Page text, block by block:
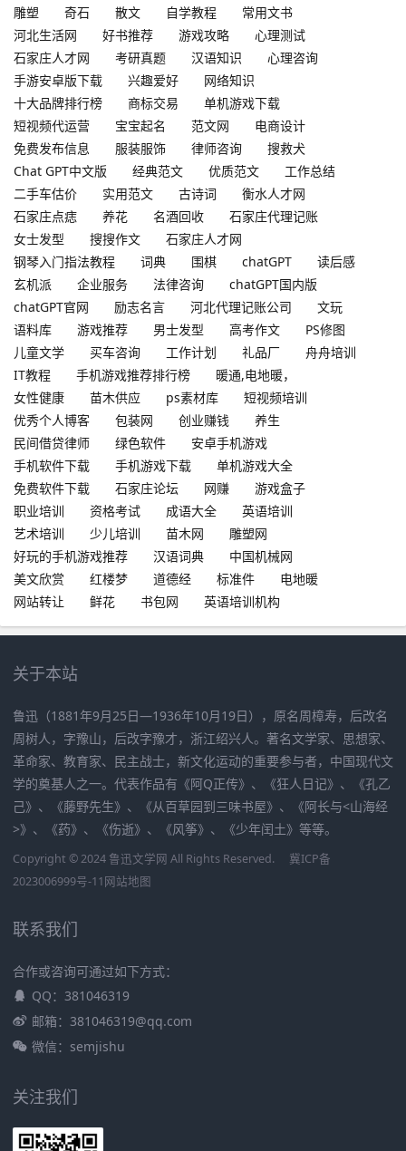
雕塑
奇石 散文 自学教程
常用文书
河北生活网
好书推荐 游戏攻略
心理测试
石家庄人才网
考研真题 汉语知识
心理咨询
手游安卓版下载
兴趣爱好
网络知识
十大品牌排行榜
商标交易
单机游戏下载
短视频代运营
宝宝起名 范文网
电商设计
免费发布信息
服装服饰 律师咨询
搜救犬
Chat GPT中文版
经典范文 优质范文
工作总结
二手车估价
实用范文 古诗词
衡水人才网
石家庄点痣
养花 名酒回收
石家庄代理记账
女士发型
搜搜作文
石家庄人才网
钢琴入门指法教程
词典 围棋 chatGPT
读后感
玄机派
企业服务 法律咨询
chatGPT国内版
chatGPT官网
励志名言 河北代理记账公司
文玩
语料库
游戏推荐 男士发型 高考作文
PS修图
儿童文学
买车咨询 工作计划 礼品厂
舟舟培训
IT教程
手机游戏推荐排行榜
暖通,电地暖，
女性健康
苗木供应 ps素材库
短视频培训
优秀个人博客
包装网 创业赚钱
养生
民间借贷律师
绿色软件
安卓手机游戏
手机软件下载
手机游戏下载
单机游戏大全
免费软件下载
石家庄论坛 网赚
游戏盒子
职业培训
资格考试 成语大全
英语培训
艺术培训
少儿培训 苗木网
雕塑网
好玩的手机游戏推荐
汉语词典
中国机械网
美文欣赏
红楼梦 道德经 标准件
电地暖
网站转让
鲜花 书包网 英语培训机构
关于本站
鲁迅（1881年9月25日—1936年10月19日），原名周樟寿，后改名
周树人，字豫山，后改字豫才，浙江绍兴人。著名文学家、思想家、
革命家、教育家、民主战士，新文化运动的重要参与者，中国现代文
学的奠基人之一。代表作品有《阿Q正传》、《狂人日记》、《孔乙
己》、《藤野先生》、《从百草园到三味书屋》、《阿长与<山海经
>》、《药》、《伤逝》、《风筝》、《少年闰土》等等。
Copyright © 2024 鲁迅文学网 All Rights Reserved.
冀ICP备
2023006999号-11网站地图
联系我们
合作或咨询可通过如下方式：
QQ：381046319
邮箱：381046319@qq.com
微信：semjishu
关注我们